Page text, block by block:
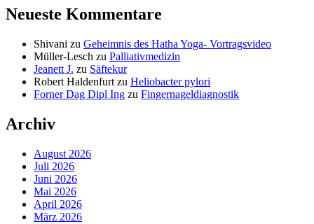
Neueste Kommentare
Shivani zu Geheimnis des Hatha Yoga- Vortragsvideo
Müller-Lesch zu Palliativmedizin
Jeanett J. zu Säftekur
Robert Haldenfurt zu Heliobacter pylori
Forner Dag Dipl Ing zu Fingernageldiagnostik
Archiv
August 2026
Juli 2026
Juni 2026
Mai 2026
April 2026
März 2026